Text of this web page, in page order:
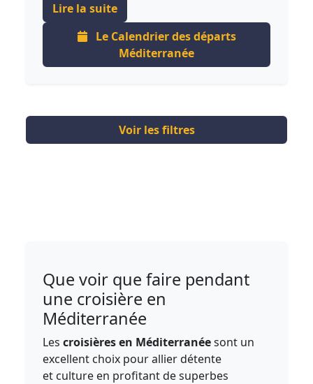
Lire la suite
Le Calendrier des départs
Méditerranée
Voir les filtres
Que voir que faire pendant
une croisière en
Méditerranée
Lescroisières en Méditerranéesont un
excellent choix pour allier détente
et culture en profitant de superbes